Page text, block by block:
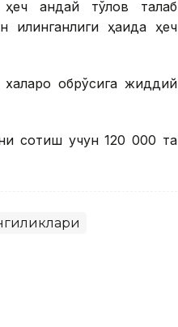
қандай тўлов талаб
ҳақида ҳеч
обрўсига жиддий
сотиш учун 120 000 та